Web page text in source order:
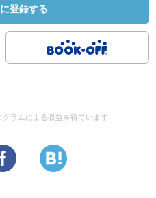
登録する
ラムによる収益を得ています